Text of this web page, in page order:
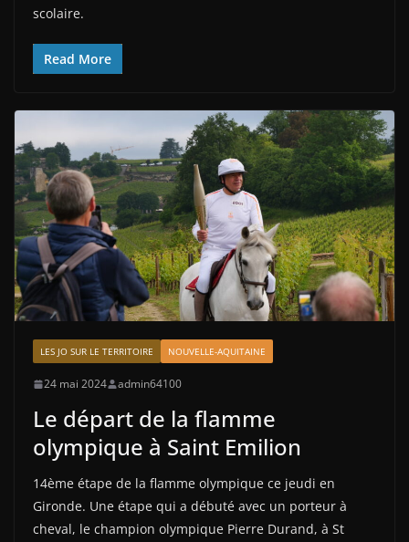
scolaire.
Read More
LES JO SUR LE TERRITOIRE NOUVELLE-AQUITAINE
24 mai 2024 admin64100
Le départ de la flamme
olympique à Saint Emilion
14ème étape de la flamme olympique ce jeudi en
Gironde. Une étape qui a débuté avec un porteur à
cheval, le champion olympique Pierre Durand, à St